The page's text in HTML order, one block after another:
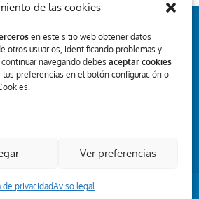
de las cookies
en este sitio web obtener datos
otros usuarios, identificando problemas y
navegando debes aceptar cookies
tus preferencias en el botón configuración o
Ver preferencias
de privacidadAviso legal